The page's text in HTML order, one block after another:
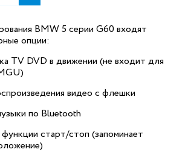
BMW 5 серии G60 входят
опции:
TV DVD в движении (не входит для
видео с флешки
по Bluetooth
старт/стоп (запоминает